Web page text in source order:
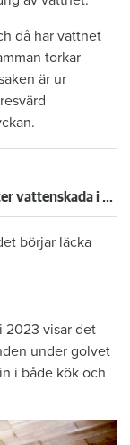
då har vattnet
torkar
är ur
600 kronor dyrare att bo efter vattenskada i Varberg
börjar läcka
2023 visar det
under golvet
i både kök och